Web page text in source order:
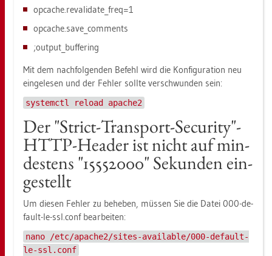
op­cache.re­va­li­da­te_freq=1
op­cache.sa­ve_­com­ments
;out­pu­t_buf­fe­ring
Mit dem nach­fol­gen­den Be­fehl wird die Kon­fi­gu­ra­ti­on neu
ein­ge­le­sen und der Feh­ler soll­te ver­schwun­den sein:
systemctl reload apache2
Der "Strict-Trans­port-Se­cu­ri­ty"-
HTTP-Hea­der ist nicht auf min­
des­tens "15552000" Se­kun­den ein­
ge­stellt
Um die­sen Feh­ler zu be­he­ben, müs­sen Sie die Datei 000-de­
fault-le-ssl.conf be­ar­bei­ten:
nano /etc/apache2/sites-available/000-default-
le-ssl.conf